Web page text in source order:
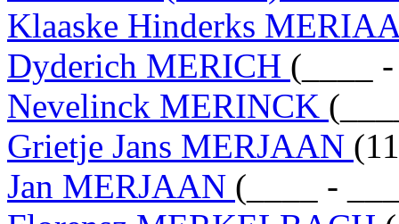
Klaaske Hinderks
Dyderich MERICH (____
Nevelinck MERINCK
Grietje Jans MERJAAN
Jan MERJAAN (____ -